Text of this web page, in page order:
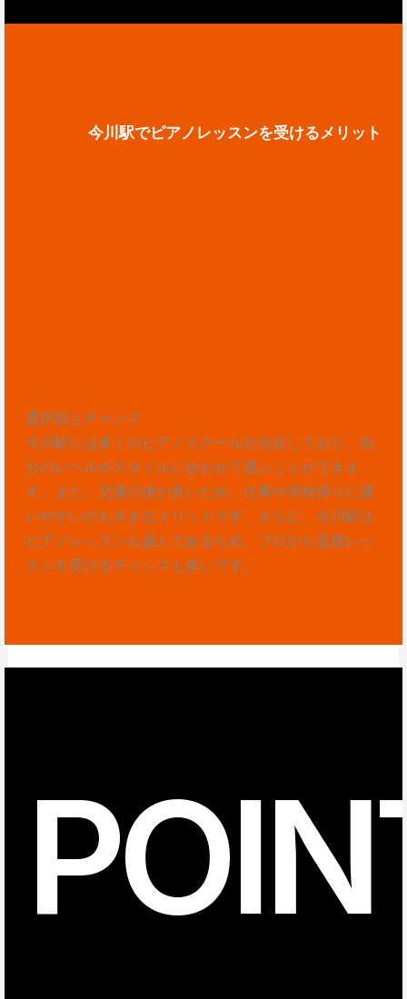
今川駅でピアノレッスンを受けるメリット
選択肢とチャンス
今川駅には多くのピアノスクールが点在しており、自
分のレベルやスタイルに合わせて選ぶことができま
す。また、交通の便が良いため、仕事や学校帰りに通
いやすいのも大きなメリットです。さらに、今川駅は
ピアノレッスンも盛んであるため、プロから直接レッ
スンを受けるチャンスも多いです。